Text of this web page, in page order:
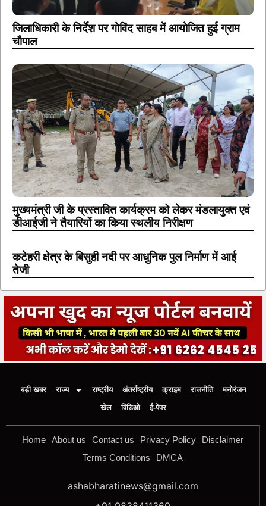
जिलाधिकारी के निर्देश पर गोविंद साहब में आयोजित हुई ग्राम
चौपाल
मुख्यमंत्री जी के प्रस्तावित कार्यक्रम को लेकर मंडलायुक्त एवं
डीआईजी ने तैयारियों का किया स्थलीय निरीक्षण
कटेहरी क्षेत्र के बिसुही नदी पर आधुनिक पुल निर्माण में आई
तेजी
बड़ी खबर राज्य राष्ट्रीय अंतर्राष्ट्रीय क्राइम राजनीति
मनोरंजन
खेल
विडिओ ई-पेपर
Home About us Contact us Privacy Policy
Disclaimer
Terms Conditions
DMCA
ashabharatinews@gmail.com